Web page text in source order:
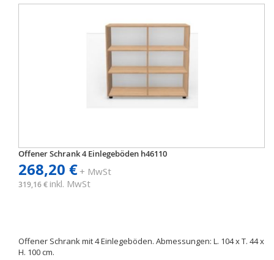
Offener Schrank 4 Einlegeböden h46110
268,20 €+ MwSt
319,16 € inkl. MwSt
Offener Schrank mit 4 Einlegeböden. Abmessungen: L. 104 x T. 44 x
H. 100 cm.